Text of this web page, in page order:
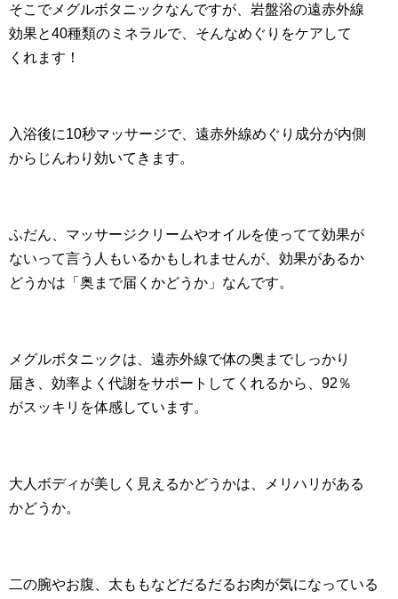
そこでメグルボタニックなんですが、岩盤浴の遠赤外線
効果と40種類のミネラルで、そんなめぐりをケアして
くれます！
入浴後に10秒マッサージで、遠赤外線めぐり成分が内側
からじんわり効いてきます。
ふだん、マッサージクリームやオイルを使ってて効果が
ないって言う人もいるかもしれませんが、効果があるか
どうかは「奥まで届くかどうか」なんです。
メグルボタニックは、遠赤外線で体の奥までしっかり
届き、効率よく代謝をサポートしてくれるから、92％
がスッキリを体感しています。
大人ボディが美しく見えるかどうかは、メリハリがある
かどうか。
二の腕やお腹、太ももなどだるだるお肉が気になっている